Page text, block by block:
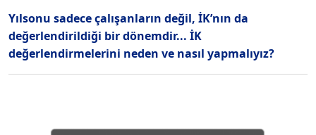
Yılsonu sadece çalışanların değil, İK’nın da
değerlendirildiği bir dönemdir... İK
değerlendirmelerini neden ve nasıl yapmalıyız?